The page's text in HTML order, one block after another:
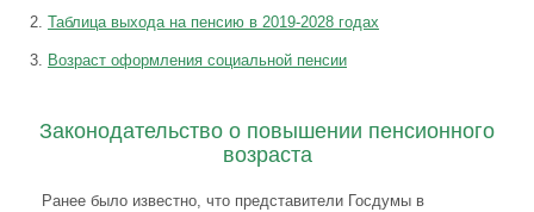
Таблица выхода на пенсию в 2019-2028 годах
Возраст оформления социальной пенсии
Законодательство о повышении пенсионного
возраста
Ранее было известно, что представители Госдумы в